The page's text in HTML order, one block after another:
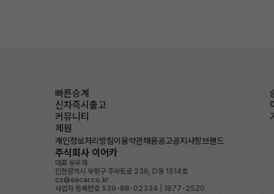
빠른승계
신차즉시출고
커뮤니티
제원
개인정보처리방침이용약관채용공고공지사항브랜드
주식회사 이어카
대표 유우재
인천광역시 부평구 주부토로 236, D동 1514호
cs@eacar.co.kr
사업자 등록번호 539-88-02334 | 1877-2520